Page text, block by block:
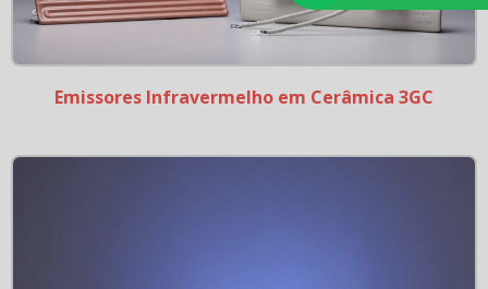
Emissores Infravermelho em Cerâmica 3GC